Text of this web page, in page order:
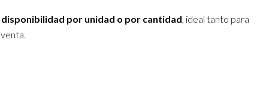
disponibilidad por unidad o por cantidad , ideal tanto para